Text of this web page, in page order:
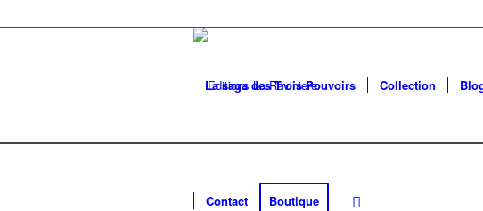
La saga des Trois Pouvoirs Collection
Contact Boutique